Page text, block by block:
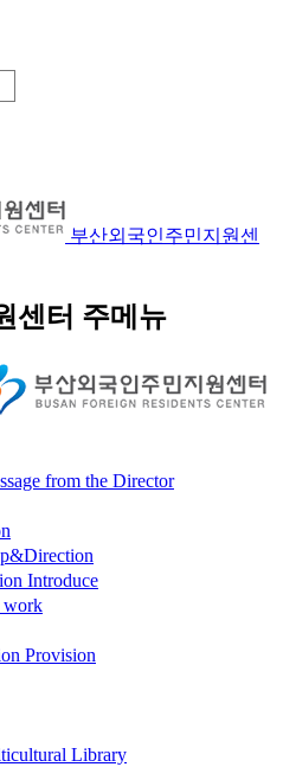
부산외국인주민지원센
센터 주메뉴
from the Director
Introduce
work
Provision
Library